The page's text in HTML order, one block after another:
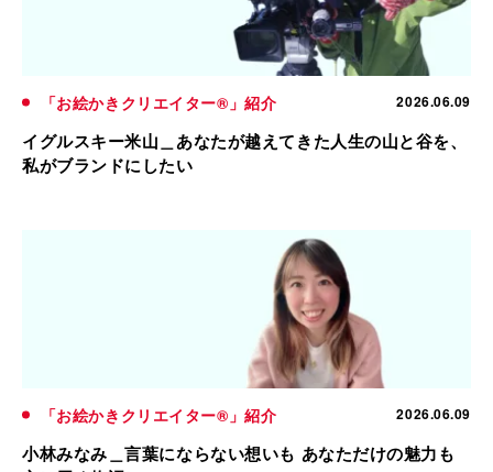
「お絵かきクリエイター®」紹介 2026.06.09
イグルスキー米山＿あなたが越えてきた人生の山と谷を、
私がブランドにしたい
「お絵かきクリエイター®」紹介 2026.06.09
小林みなみ＿言葉にならない想いも あなただけの魅力も